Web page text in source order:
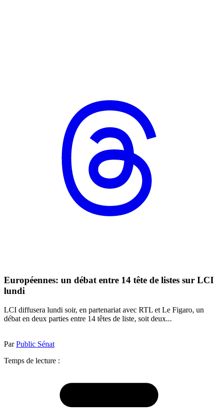
Européennes: un débat entre 14 tête de listes sur LCI
lundi
LCI diffusera lundi soir, en partenariat avec RTL et Le Figaro, un
débat en deux parties entre 14 têtes de liste, soit deux...
ParPublic Sénat
Temps de lecture :